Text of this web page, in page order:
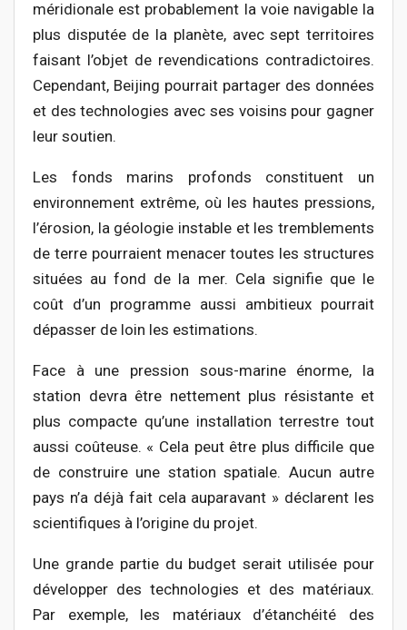
méridionale est probablement la voie navigable la
plus disputée de la planète, avec sept territoires
faisant l’objet de revendications contradictoires.
Cependant, Beijing pourrait partager des données
et des technologies avec ses voisins pour gagner
leur soutien.
Les fonds marins profonds constituent un
environnement extrême, où les hautes pressions,
l’érosion, la géologie instable et les tremblements
de terre pourraient menacer toutes les structures
situées au fond de la mer. Cela signifie que le
coût d’un programme aussi ambitieux pourrait
dépasser de loin les estimations.
Face à une pression sous-marine énorme, la
station devra être nettement plus résistante et
plus compacte qu’une installation terrestre tout
aussi coûteuse. « Cela peut être plus difficile que
de construire une station spatiale. Aucun autre
pays n’a déjà fait cela auparavant » déclarent les
scientifiques à l’origine du projet.
Une grande partie du budget serait utilisée pour
développer des technologies et des matériaux.
Par exemple, les matériaux d’étanchéité des